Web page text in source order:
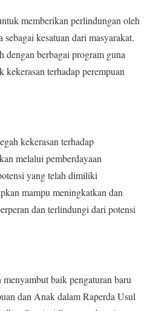
memberikan perlindungan oleh
sebagai kesatuan dari masyarakat.
dengan berbagai program guna
kekerasan terhadap perempuan
kekerasan terhadap
melalui pemberdayaan
yang telah dimiliki
mampu meningkatkan dan
dan terlindungi dari potensi
baik pengaturan baru
dan Anak dalam Raperda Usul